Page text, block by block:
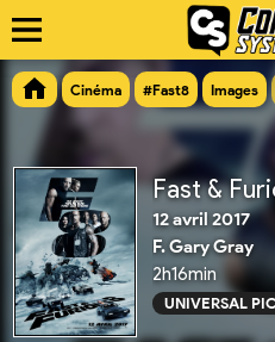
Cinéma #Fast8 Images
Fast &
12 avril 2017
F. Gary Gray
2h16min
UNIVERSAL